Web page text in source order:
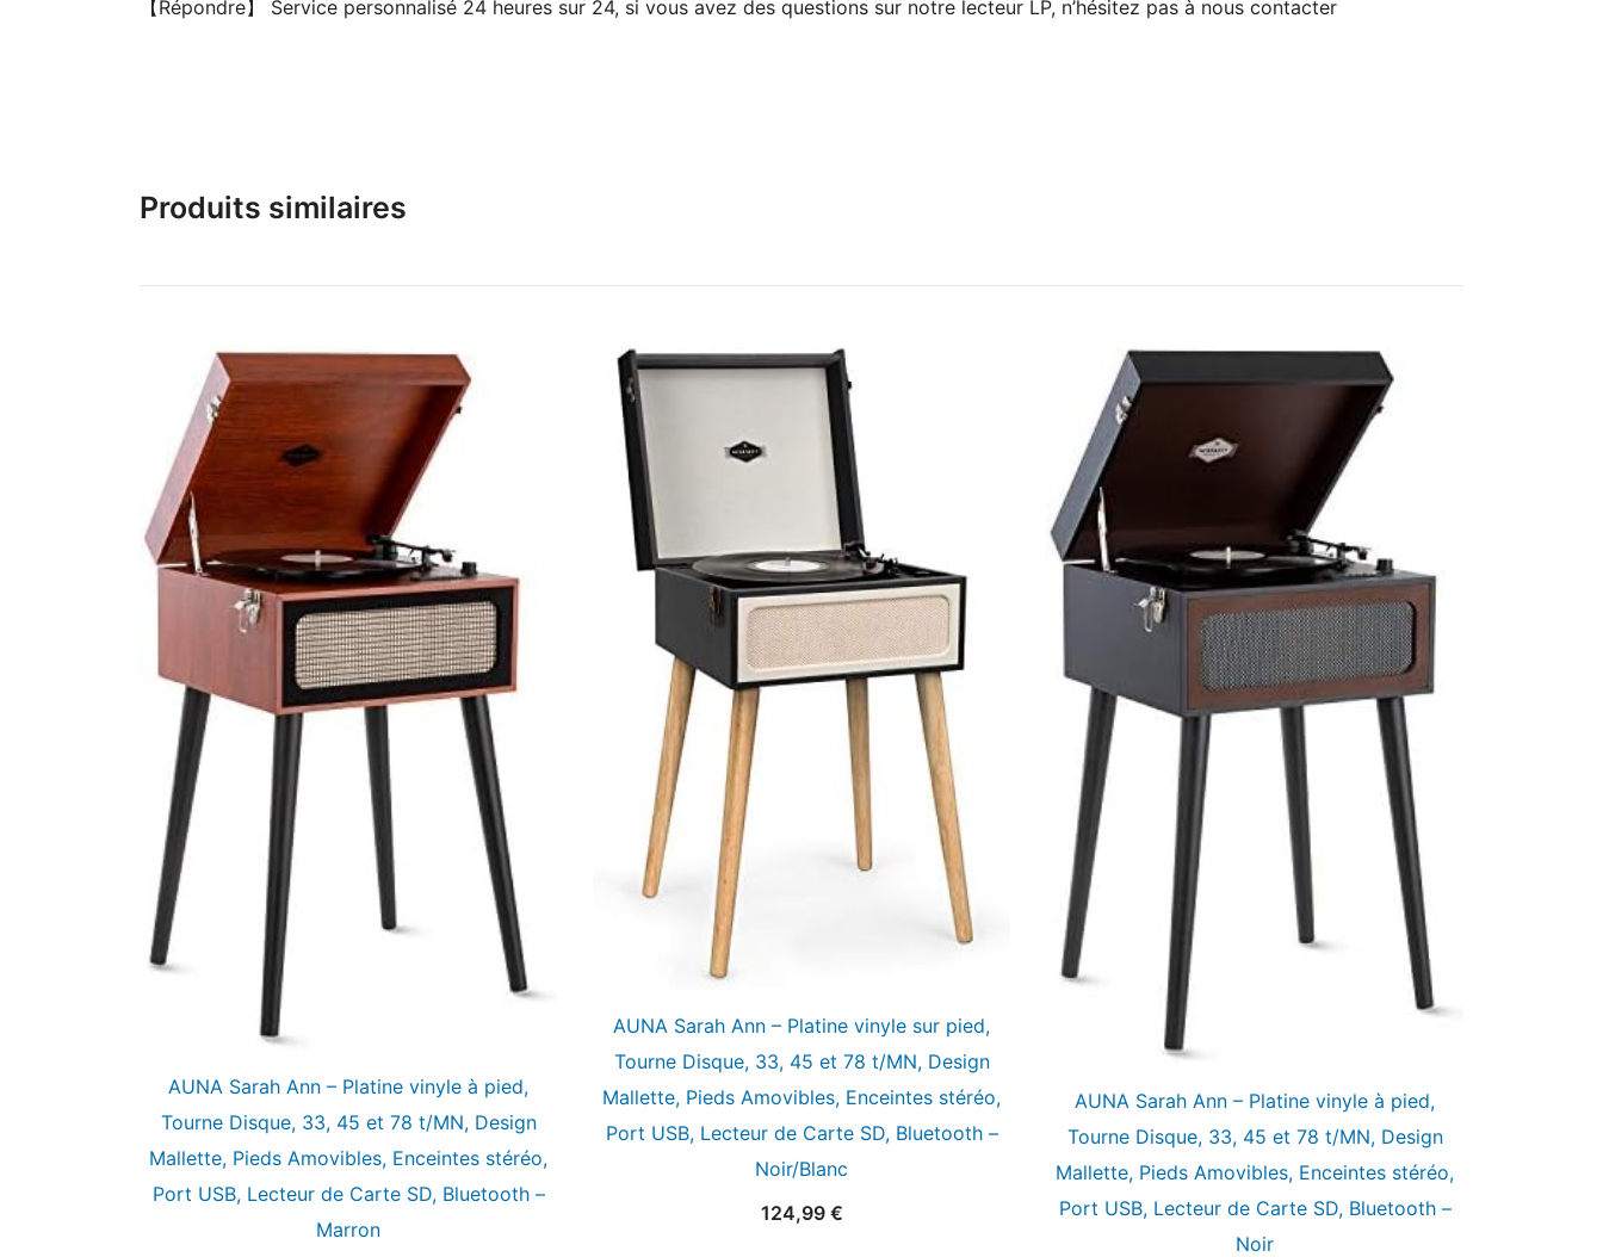
【Répondre】 Service personnalisé 24 heures sur 24, si vous avez des questions sur notre lecteur LP, n’hésitez pas à nous contacter
Produits similaires
AUNA Sarah Ann – Platine vinyle à pied,
Tourne Disque, 33, 45 et 78 t/MN, Design
Mallette, Pieds Amovibles, Enceintes stéréo,
Port USB, Lecteur de Carte SD, Bluetooth –
Marron
AUNA Sarah Ann – Platine vinyle sur pied,
Tourne Disque, 33, 45 et 78 t/MN, Design
Mallette, Pieds Amovibles, Enceintes stéréo,
Port USB, Lecteur de Carte SD, Bluetooth –
Noir/Blanc
124,99 €
AUNA Sarah Ann – Platine vinyle à pied,
Tourne Disque, 33, 45 et 78 t/MN, Design
Mallette, Pieds Amovibles, Enceintes stéréo,
Port USB, Lecteur de Carte SD, Bluetooth –
Noir